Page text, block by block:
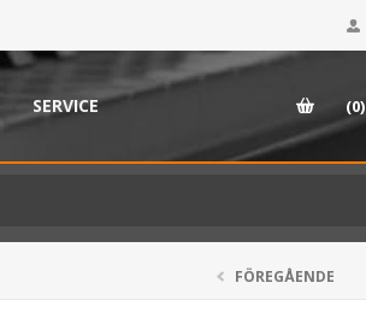
SERVICE (0)
FÖREGÅENDE